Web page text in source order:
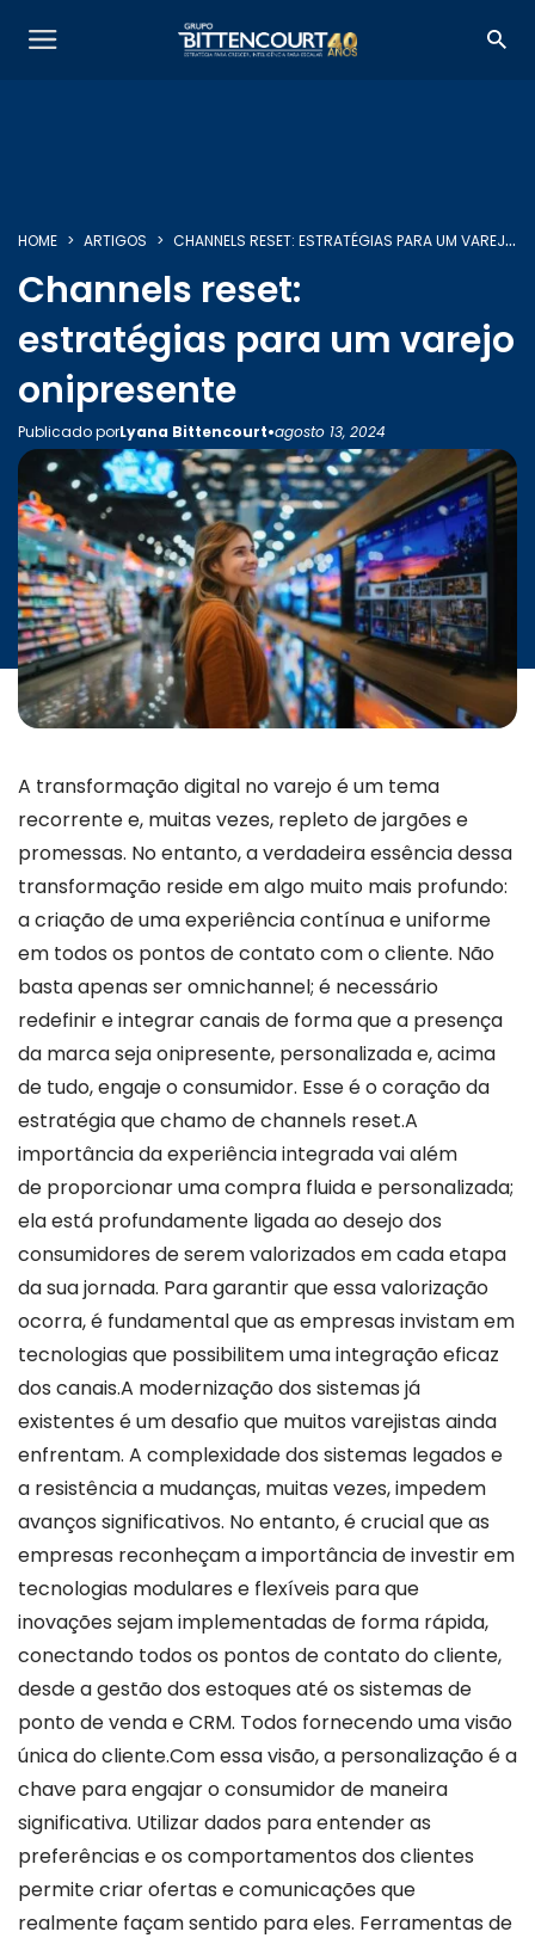
SOBRE NÓS
SERVIÇOS
INSIGHTS
INICIATIVAS
CONTATO
HOME ARTIGOS CHANNELS RESET: ESTRATÉGIAS PARA UM VAREJO ONIPRESENTE
Channels reset:
estratégias para um varejo
onipresente
Publicado porLyana Bittencourt•agosto 13, 2024
A transformação digital no varejo é um tema
recorrente e, muitas vezes, repleto de jargões e
promessas. No entanto, a verdadeira essência dessa
transformação reside em algo muito mais profundo:
a criação de uma experiência contínua e uniforme
em todos os pontos de contato com o cliente. Não
basta apenas ser omnichannel; é necessário
redefinir e integrar canais de forma que a presença
da marca seja onipresente, personalizada e, acima
de tudo, engaje o consumidor. Esse é o coração da
estratégia que chamo de channels reset.A
importância da experiência integrada vai além
de proporcionar uma compra fluida e personalizada;
ela está profundamente ligada ao desejo dos
consumidores de serem valorizados em cada etapa
da sua jornada. Para garantir que essa valorização
ocorra, é fundamental que as empresas invistam em
tecnologias que possibilitem uma integração eficaz
dos canais.A modernização dos sistemas já
existentes é um desafio que muitos varejistas ainda
enfrentam. A complexidade dos sistemas legados e
a resistência a mudanças, muitas vezes, impedem
avanços significativos. No entanto, é crucial que as
empresas reconheçam a importância de investir em
tecnologias modulares e flexíveis para que
inovações sejam implementadas de forma rápida,
conectando todos os pontos de contato do cliente,
desde a gestão dos estoques até os sistemas de
ponto de venda e CRM. Todos fornecendo uma visão
única do cliente.Com essa visão, a personalização é a
chave para engajar o consumidor de maneira
significativa. Utilizar dados para entender as
preferências e os comportamentos dos clientes
permite criar ofertas e comunicações que
realmente façam sentido para eles. Ferramentas de